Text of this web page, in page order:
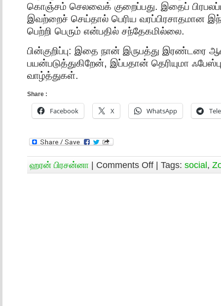
கொஞ்சம் செலவைக் குறைப்பது. இதைப்
இவற்றைச் செய்தால் பெரிய வரப்பிரசாதமான
பெற்றி பெரும் என்பதில் சந்தேகமில்லை.
பின்குறிப்பு: இதை நான் இருபத்து இரண்டரை
பயன்படுத்துகிறேன், இப்பதான் தெரியுமா
வாழ்த்துகள்.
Share :
Facebook X WhatsApp
ஹரன் பிரசன்னா | Comments Off | Tags: social,